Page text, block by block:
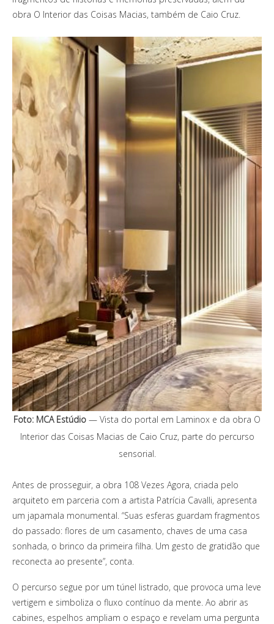
obra O Interior das Coisas Macias, também de Caio Cruz.
Foto: MCA Estúdio — Vista do portal em Laminox e da obra O
Interior das Coisas Macias de Caio Cruz, parte do percurso
sensorial.
Antes de prosseguir, a obra 108 Vezes Agora, criada pelo
arquiteto em parceria com a artista Patrícia Cavalli, apresenta
um japamala monumental. “Suas esferas guardam fragmentos
do passado: flores de um casamento, chaves de uma casa
sonhada, o brinco da primeira filha. Um gesto de gratidão que
reconecta ao presente”, conta.
O percurso segue por um túnel listrado, que provoca uma leve
vertigem e simboliza o fluxo contínuo da mente. Ao abrir as
cabines, espelhos ampliam o espaço e revelam uma pergunta